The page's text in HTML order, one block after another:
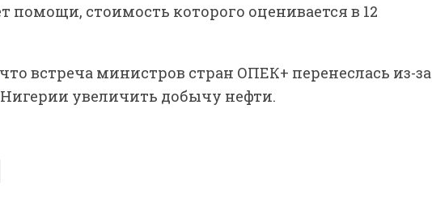
помощи, стоимость которого оценивается в 12
встреча министров стран ОПЕК+ перенеслась из-за
увеличить добычу нефти.